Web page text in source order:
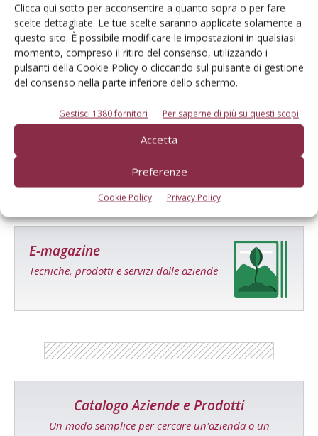
Clicca qui sotto per acconsentire a quanto sopra o per fare
scelte dettagliate. Le tue scelte saranno applicate solamente a
questo sito. È possibile modificare le impostazioni in qualsiasi
momento, compreso il ritiro del consenso, utilizzando i
pulsanti della Cookie Policy o cliccando sul pulsante di gestione
del consenso nella parte inferiore dello schermo.
Gestisci 1380 fornitori Per saperne di più su questi scopi
Accetta
Preferenze
Cookie Policy Privacy Policy
E-magazine
Tecniche, prodotti e servizi dalle aziende
Catalogo Aziende e Prodotti
Un modo semplice per cercare un'azienda o un